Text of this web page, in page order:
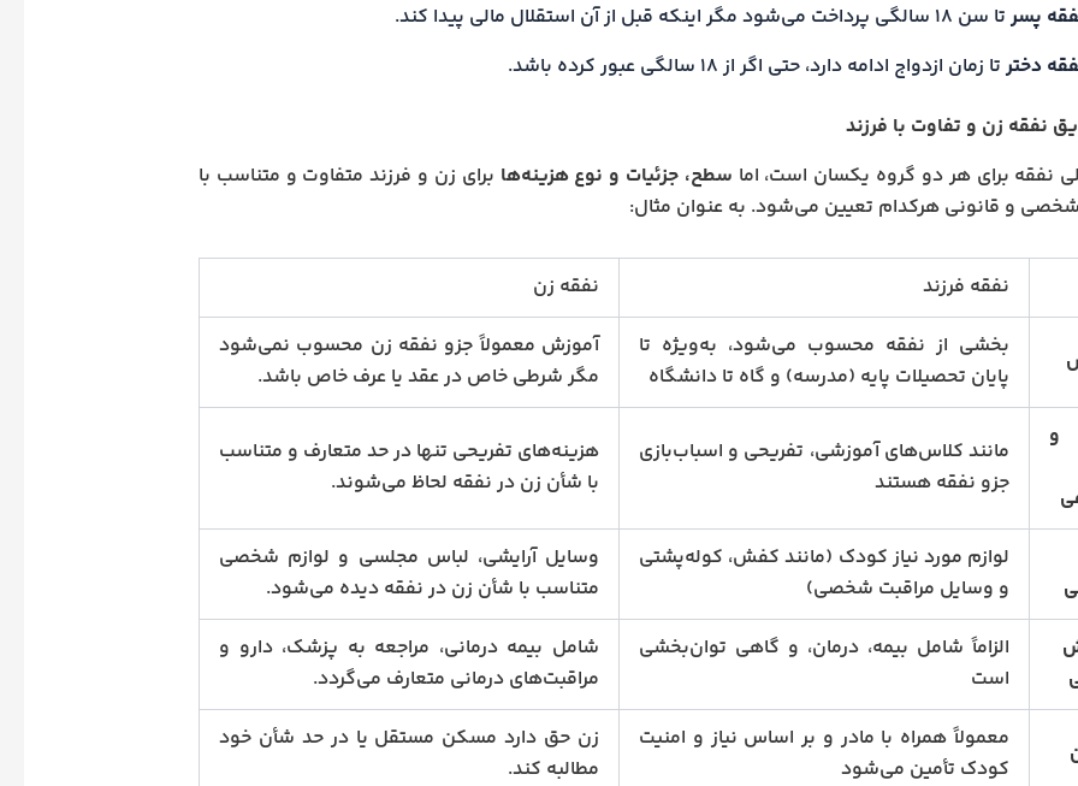
پسرتا سن ۱۸ سالگی پرداخت می‌شود مگر اینکه قبل از آن استقلال مالی پیدا کند.
دخترتا زمان ازدواج ادامه دارد، حتی اگر از ۱۸ سالگی عبور کرده باشد.
نفقه زن و تفاوت با فرزند
نفقه برای هر دو گروه یکسان است، اما سطح، جزئیات و نوع هزینه‌ها برای زن و فرزند متفاوت و متناسب با
شخصی و قانونی هرکدام تعیین می‌شود. به عنوان مثال:
نفقه فرزند نفقه زن
بخشی از نفقه محسوب می‌شود، به‌ویژه تا
پایان تحصیلات پایه (مدرسه) و گاه تا دانشگاه
آموزش معمولاً جزو نفقه زن محسوب نمی‌شود
مگر شرطی خاص در عقد یا عرف خاص باشد.
و
مانند کلاس‌های آموزشی، تفریحی و اسباب‌بازی
جزو نفقه هستند
هزینه‌های تفریحی تنها در حد متعارف و متناسب
با شأن زن در نفقه لحاظ می‌شوند.
لوازم مورد نیاز کودک (مانند کفش، کوله‌پشتی
و وسایل مراقبت شخصی)
وسایل آرایشی، لباس مجلسی و لوازم شخصی
متناسب با شأن زن در نفقه دیده می‌شود.
الزاماً شامل بیمه، درمان، و گاهی توان‌بخشی
است
شامل بیمه درمانی، مراجعه به پزشک، دارو و
مراقبت‌های درمانی متعارف می‌گردد.
معمولاً همراه با مادر و بر اساس نیاز و امنیت
کودک تأمین می‌شود
زن حق دارد مسکن مستقل یا در حد شأن خود
مطالبه کند.